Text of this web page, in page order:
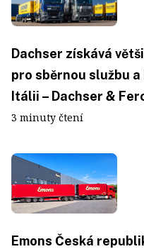
Dachser získává
pro sběrnou službu
Itálii – Dachser &
3 minuty čtení
Emons Česká